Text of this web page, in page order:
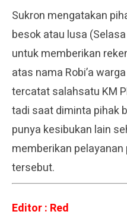
Sukron mengatakan
besok atau lusa
untuk memberikan
atas nama Robi’a
tercatat salahsatu KM
tadi saat diminta pihak
punya kesibukan lain
memberikan
tersebut.
Editor : Red